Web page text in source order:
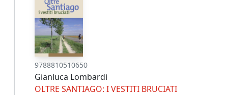
9788810510650
Gianluca Lombardi
OLTRE SANTIAGO: I VESTITI BRUCIATI